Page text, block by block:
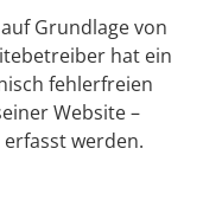
Grundlage von
hat ein
fehlerfreien
Website –
erfasst werden.